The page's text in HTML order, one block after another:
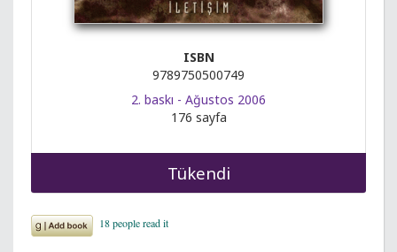
ISBN
9789750500749
2. baskı - Ağustos 2006
176 sayfa
Tükendi